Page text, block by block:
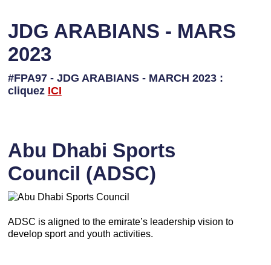
JDG ARABIANS - MARS
2023
#FPA97 - JDG ARABIANS - MARCH 2023 :
cliquez ICI
Abu Dhabi Sports
Council (ADSC)
ADSC is aligned to the emirate’s leadership vision to
develop sport and youth activities.